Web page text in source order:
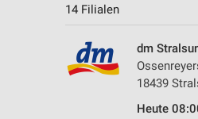
14 Filialen
dm
18439
Heute